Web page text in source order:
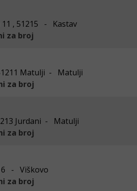
11 , 51215 - Kastav
za broj
Matulji - Matulji
za broj
Jurdani - Matulji
za broj
- Viškovo
za broj